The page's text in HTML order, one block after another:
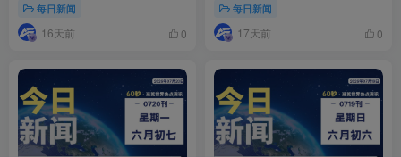
每日新闻
16天前 0
每日新闻
17天前 0